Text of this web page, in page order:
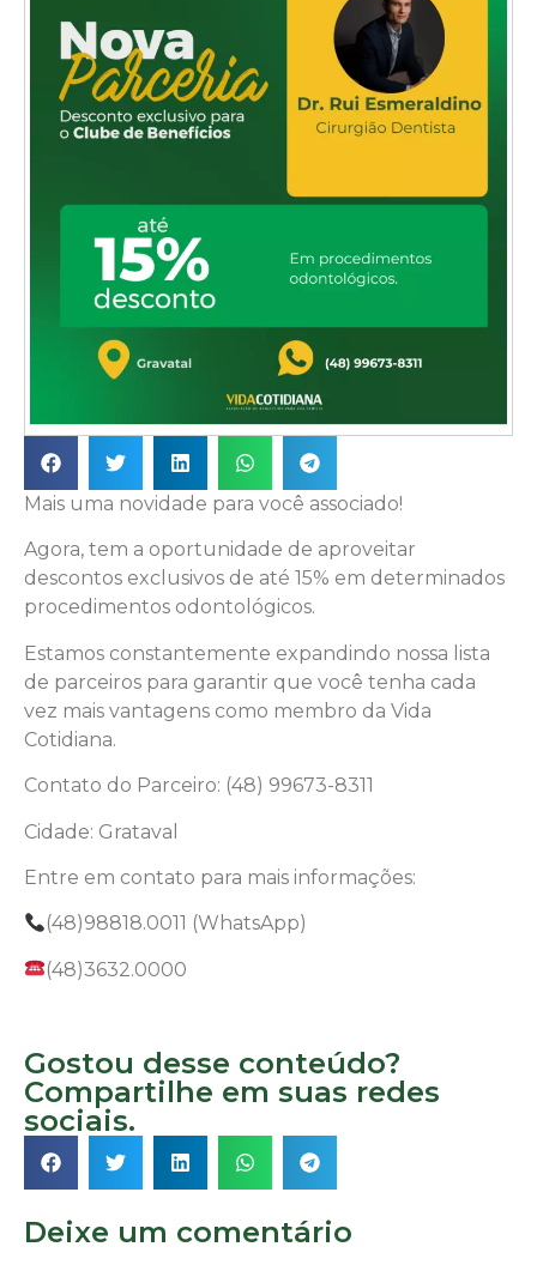
Mais uma novidade para você associado!
Agora, tem a oportunidade de aproveitar
descontos exclusivos de até 15% em determinados
procedimentos odontológicos.
Estamos constantemente expandindo nossa lista
de parceiros para garantir que você tenha cada
vez mais vantagens como membro da Vida
Cotidiana.
Contato do Parceiro: (48) 99673-8311
Cidade: Grataval
Entre em contato para mais informações:
(48)98818.0011 (WhatsApp)
(48)3632.0000
Gostou desse conteúdo?
Compartilhe em suas redes
sociais.
Deixe um comentário